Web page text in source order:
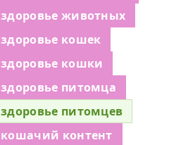
здоровье животных
здоровье кошек
здоровье кошки
здоровье питомца
здоровье питомцев
кошачий контент